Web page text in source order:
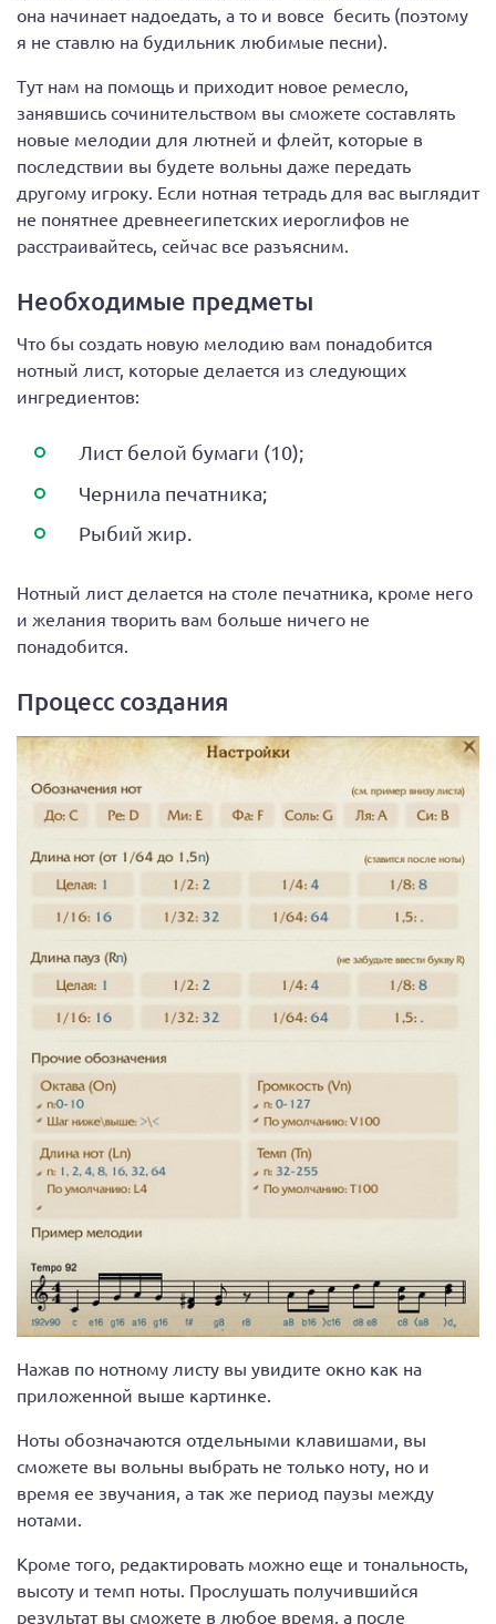
она начинает надоедать, а то и вовсе бесить (поэтому
я не ставлю на будильник любимые песни).
Тут нам на помощь и приходит новое ремесло,
занявшись сочинительством вы сможете составлять
новые мелодии для лютней и флейт, которые в
последствии вы будете вольны даже передать
другому игроку. Если нотная тетрадь для вас выглядит
не понятнее древнеегипетских иероглифов не
расстраивайтесь, сейчас все разъясним.
Необходимые предметы
Что бы создать новую мелодию вам понадобится
нотный лист, которые делается из следующих
ингредиентов:
Лист белой бумаги (10);
Чернила печатника;
Рыбий жир.
Нотный лист делается на столе печатника, кроме него
и желания творить вам больше ничего не
понадобится.
Процесс создания
Нажав по нотному листу вы увидите окно как на
приложенной выше картинке.
Ноты обозначаются отдельными клавишами, вы
сможете вы вольны выбрать не только ноту, но и
время ее звучания, а так же период паузы между
нотами.
Кроме того, редактировать можно еще и тональность,
высоту и темп ноты. Прослушать получившийся
результат вы сможете в любое время, а после